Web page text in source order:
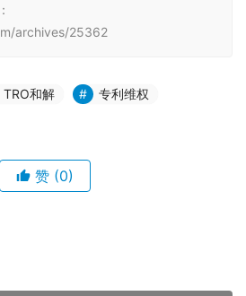
archives/25362
TRO和解
专利维权
赞 (0)